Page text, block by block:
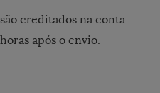
creditados na conta
após o envio.